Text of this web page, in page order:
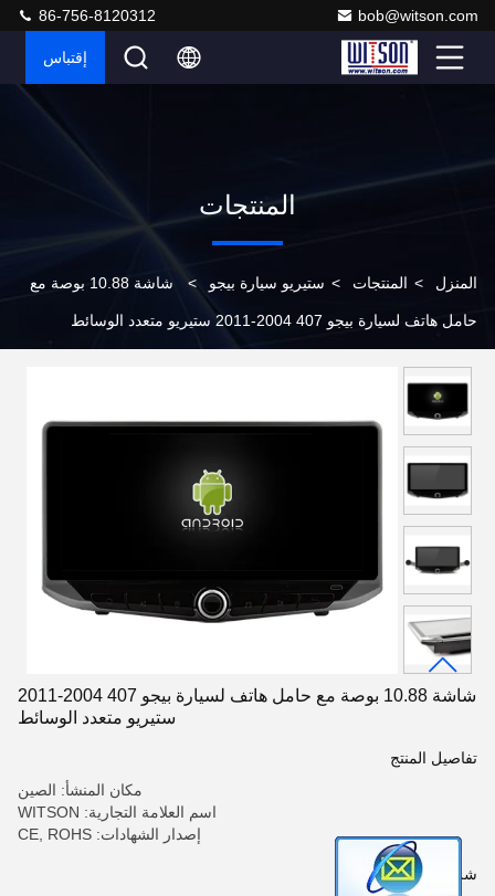
bob@witson.com
86-756-8120312
إقتباس
المنتجات
المنزل > المنتجات > ستيريو سيارة بيجو > شاشة 10.88 بوصة مع
حامل هاتف لسيارة بيجو 407 2004-2011 ستيريو متعدد الوسائط
شاشة 10.88 بوصة مع حامل هاتف لسيارة بيجو 407 2004-2011
ستيريو متعدد الوسائط
تفاصيل المنتج
مكان المنشأ: الصين
اسم العلامة التجارية: WITSON
إصدار الشهادات: CE, ROHS
شروط الدفع والشحن